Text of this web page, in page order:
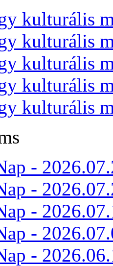
kulturális
kulturális
kulturális
kulturális
kulturális
-
-
-
-
-